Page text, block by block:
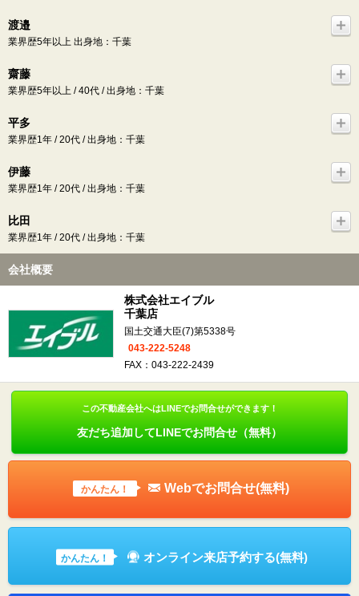
渡邉
業界歴5年以上 出身地：千葉
齋藤
業界歴5年以上 / 40代 / 出身地：千葉
平多
業界歴1年 / 20代 / 出身地：千葉
伊藤
業界歴1年 / 20代 / 出身地：千葉
比田
業界歴1年 / 20代 / 出身地：千葉
会社概要
株式会社エイブル
千葉店
国土交通大臣(7)第5338号
043-222-5248
FAX：043-222-2439
この不動産会社へはLINEでお問合せができます！
友だち追加してLINEでお問合せ（無料）
かんたん！ Webでお問合せ(無料)
かんたん！ オンライン来店予約する(無料)